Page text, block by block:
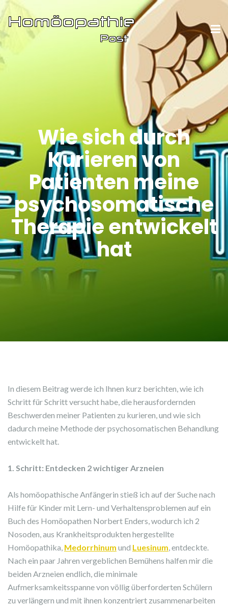
Wie sich durch
Kurieren von
Patienten meine
psychosomatische
Therapie entwickelt
hat
In diesem Beitrag werde ich Ihnen kurz berichten, wie ich
Schritt für Schritt versucht habe, die herausfordernden
Beschwerden meiner Patienten zu kurieren, und wie sich
dadurch meine Methode der psychosomatischen Behandlung
entwickelt hat.
1. Schritt: Entdecken 2 wichtiger Arzneien
Als homöopathische Anfängerin stieß ich auf der Suche nach
Hilfe für Kinder mit Lern- und Verhaltensproblemen auf ein
Buch des Homöopathen Norbert Enders, wodurch ich 2
Nosoden, aus Krankheitsprodukten hergestellte
Homöopathika, Medorrhinum und Luesinum, entdeckte.
Nach ein paar Jahren vergeblichen Bemühens halfen mir die
beiden Arzneien endlich, die minimale
Aufmerksamkeitsspanne von völlig überforderten Schülern
zu verlängern und mit ihnen konzentriert zusammenarbeiten